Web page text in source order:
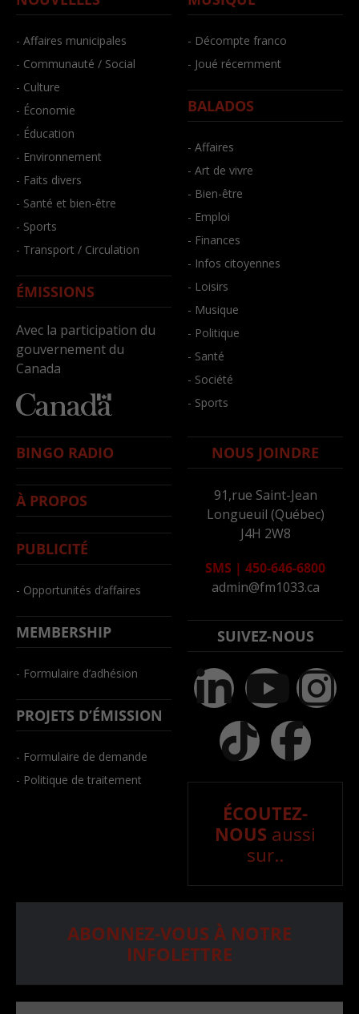
- Affaires municipales
- Communauté / Social
- Culture
- Économie
- Éducation
- Environnement
- Faits divers
- Santé et bien-être
- Sports
- Transport / Circulation
ÉMISSIONS
Avec la participation du
gouvernement du
Canada
- Décompte franco
- Joué récemment
BALADOS
- Affaires
- Art de vivre
- Bien-être
- Emploi
- Finances
- Infos citoyennes
- Loisirs
- Musique
- Politique
- Santé
- Société
- Sports
BINGO RADIO
À PROPOS
PUBLICITÉ
- Opportunités d’affaires
MEMBERSHIP
- Formulaire d’adhésion
PROJETS D’ÉMISSION
- Formulaire de demande
- Politique de traitement
NOUS JOINDRE
91,rue Saint-Jean
Longueuil (Québec)
J4H 2W8
SMS | 450-646-6800
admin@fm1033.ca
SUIVEZ-NOUS
ÉCOUTEZ-
NOUS aussi
sur..
ABONNEZ-VOUS À NOTRE
INFOLETTRE